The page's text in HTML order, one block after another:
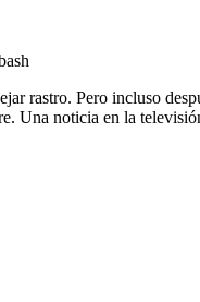
rastro. Pero incluso
Una noticia en la